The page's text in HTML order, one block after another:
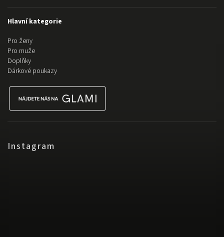
Hlavní kategorie
Pro ženy
Pro muže
Doplňky
Dárkové poukazy
Instagram